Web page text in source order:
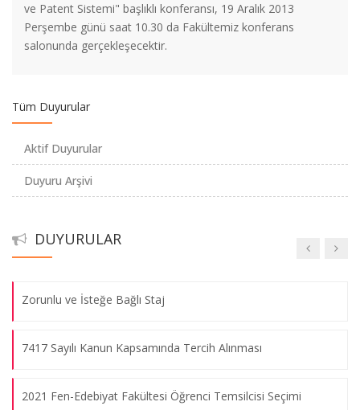
ve Patent Sistemi" başlıklı konferansı, 19 Aralık 2013
Perşembe günü saat 10.30 da Fakültemiz konferans
salonunda gerçekleşecektir.
Tüm Duyurular
Aktif Duyurular
Duyuru Arşivi
DUYURULAR
Fizik Bölümü Öğretim Üyemize Patent Başvurusu Ödülü
ANNOUNCEMENT ABOUT THE MIDTERM EXAM DATES
Zorunlu ve İsteğe Bağlı Staj
7417 Sayılı Kanun Kapsamında Tercih Alınması
2021 Fen-Edebiyat Fakültesi Öğrenci Temsilcisi Seçimi